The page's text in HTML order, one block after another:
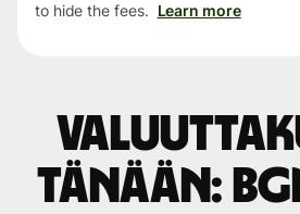
to hide the fees. Learn more
tänään: